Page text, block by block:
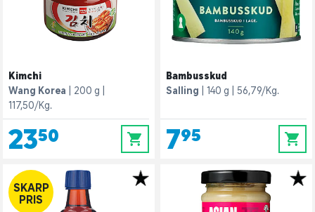
Kimchi
Wang Korea
200 g
117,50/Kg.
23,50 0
Bambusskud
Salling
140 g 56,79/Kg.
7,95 0
SKARP
PRIS